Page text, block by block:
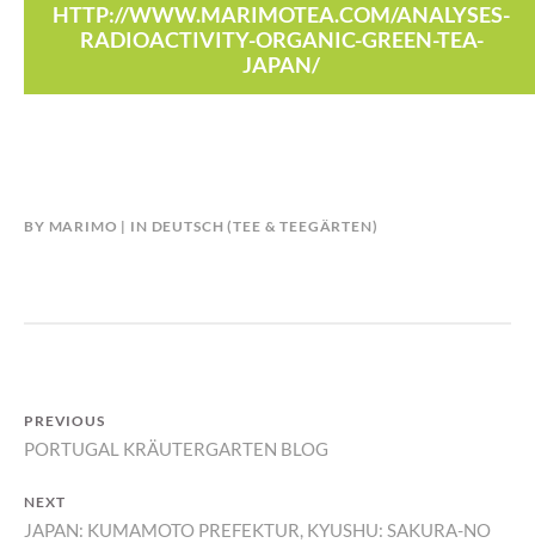
HTTP://WWW.MARIMOTEA.COM/ANALYSES-
RADIOACTIVITY-ORGANIC-GREEN-TEA-
JAPAN/
BY MARIMO IN DEUTSCH (TEE & TEEGÄRTEN)
POST
NAVIGATION
PREVIOUS
Previous
PORTUGAL KRÄUTERGARTEN BLOG
NEXT
Next
JAPAN: KUMAMOTO PREFEKTUR, KYUSHU: SAKURA-NO